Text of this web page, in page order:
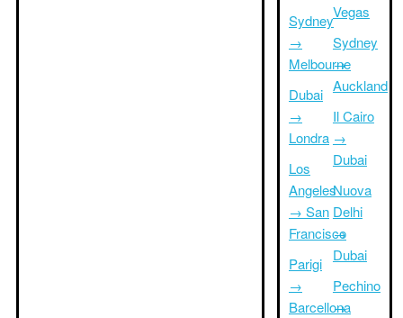
Sydney
→
Melbourne
Dubai
→
Londra
Los
Angeles
→ San
Francisco
Parigi
→
Barcellona
Vegas
Sydney
→
Auckland
Il Cairo
→
Dubai
Nuova
Delhi
→
Dubai
Pechino
→